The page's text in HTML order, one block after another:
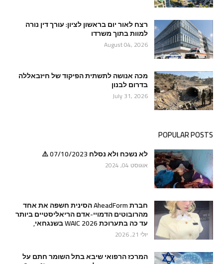
רצח לאור יום בראשון לציון: עורך דין נורה
למוות בתוך משרדו
August 04, 2026
מכה אנושה לתשתית הפיקוד של חיזבאללה
בדרום לבנון
July 31, 2026
POPULAR POSTS
לא נשכח ולא נסלח 07/10/2023 ⚠️
אוגוסט 04, 2024
חברת AheadForm הסינית חשפה את אחד
מהרובוטים הדמויי-אדם הריאליסטיים ביותר
עד כה בתערוכת WAIC 2026 בשנגחאי,
יולי 21, 2026
המרכז הרפואי שיבא בתל השומר חתם על